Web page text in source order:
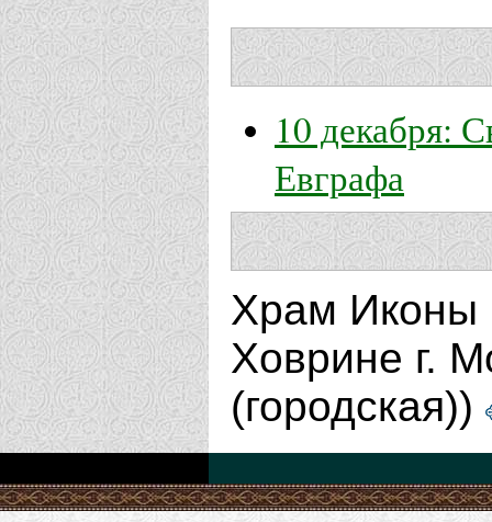
10 декабря:
Евграфа
Храм Иконы
Ховрине г.
(городская))